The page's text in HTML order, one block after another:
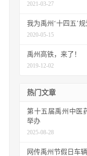
2021-03-27
我为禹州‘十四五’
2020-05-15
禹州高铁，来了！
2019-12-02
热门文章
第十五届禹州中医
举办
2025-08-28
网传禹州节假日车